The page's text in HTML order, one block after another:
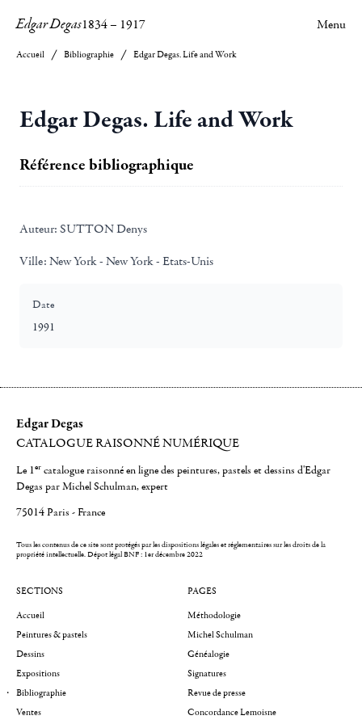
Edgar Degas1834– 1917 Menu
Accueil Bibliographie Edgar Degas. Life and Work
Edgar Degas. Life and Work
Référence bibliographique
Auteur: SUTTON Denys
Ville: New York - New York - Etats-Unis
Date
1991
Edgar Degas
CATALOGUE RAISONNÉ NUMÉRIQUE
Le 1er catalogue raisonné en ligne des peintures, pastels et dessins d'Edgar
Degas par Michel Schulman, expert
75014 Paris - France
Tous les contenus de ce site sont protégés par les dispositions légales et réglementaires sur les droits de la
propriété intellectuelle.Dépot légal BNF : 1er décembre 2022
SECTIONS
Accueil
Peintures & pastels
Dessins
Expositions
Bibliographie
Ventes
PAGES
Méthodologie
Michel Schulman
Généalogie
Signatures
Revue de presse
Concordance Lemoisne